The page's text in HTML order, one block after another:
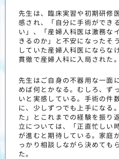
先生は、臨床実習や初期研修
感され、「自分に手術ができ
い」、「産婦人科医は激務な
きるのか」と不安になったそ
していた産婦人科医にならな
貫徹で産婦人科に入局された。
先生はご自身の不器用な一面
めば何とかなる。むしろ、ず
いと実感している。手術の件
に、少しずつでも上手になる
た」とこれまでの経験を振り
立については、「正直忙しい
が進むと期待している。家庭
っかり相談しながら決めても
た。